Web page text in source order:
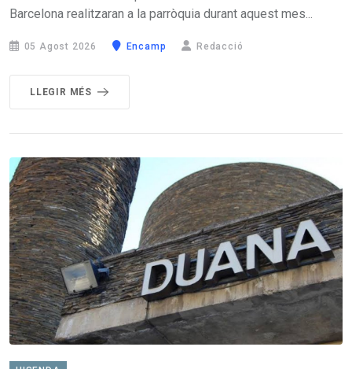
Barcelona realitzaran a la parròquia durant aquest mes...
05 Agost 2026 Encamp Redacció
LLEGIR MÉS